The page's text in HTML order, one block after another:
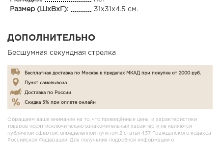
Размер (ШхВхГ):
31x31x4.5 см.
ДОПОЛНИТЕЛЬНО
Бесшумная секундная стрелка
Бесплатная доставка по Москве в пределах МКАД при покупке от 2000 руб.
Пункт самовывоза
Доставка по России
Скидка 5% при оплате онлайн
Обращаем ваше внимание на то, что приведённые цены и характеристики
товаров носят исключительно ознакомительный характер и не являются
публичной офертой, определённой пунктом 2 статьи 437 Гражданского кодекса
Российской Федерации. Для получения подробной информации о